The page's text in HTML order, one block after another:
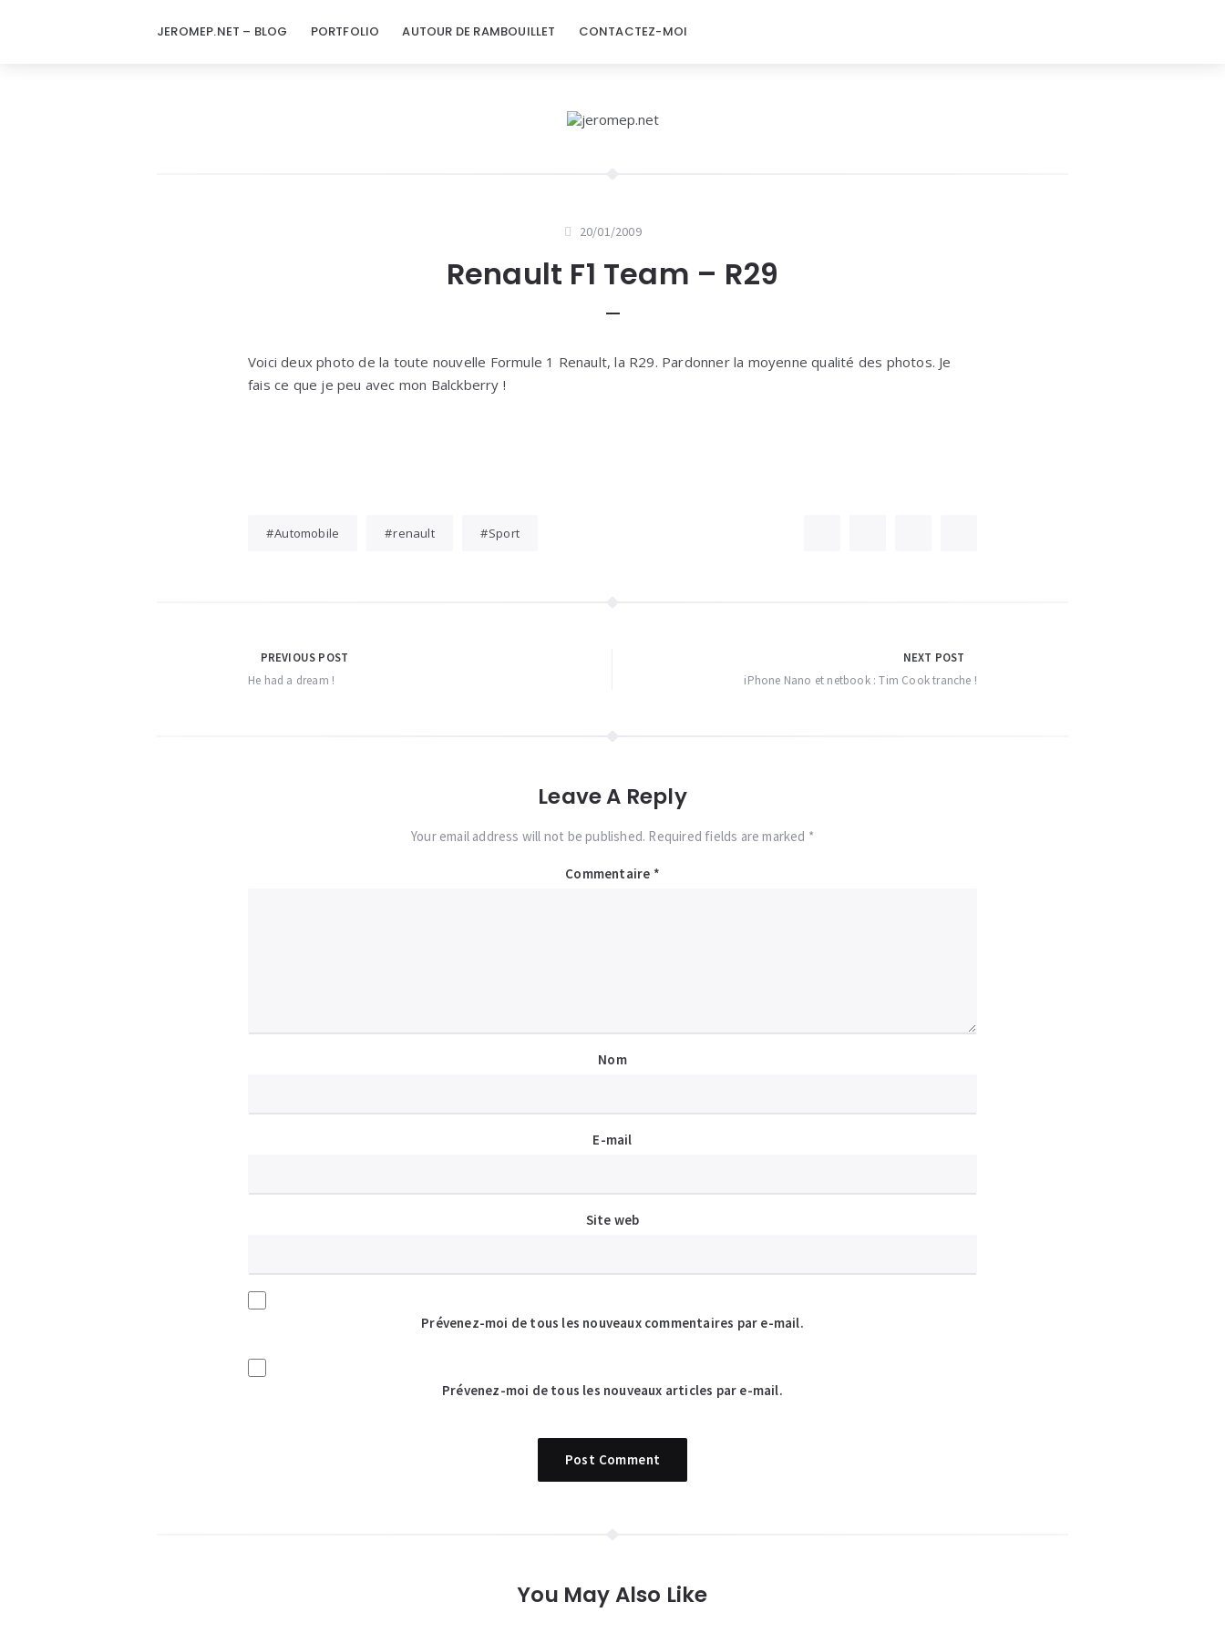
JEROMEP.NET – BLOG PORTFOLIO AUTOUR DE RAMBOUILLET CONTACTEZ-MOI
20/01/2009
Renault F1 Team – R29
Voici deux photo de la toute nouvelle Formule 1 Renault, la R29. Pardonner la moyenne qualité des photos. Je
fais ce que je peu avec mon Balckberry !
Automobile renault Sport
Navigation
de
PREVIOUS POST
He had a dream !
NEXT POST
iPhone Nano et netbook : Tim Cook tranche !
Leave A Reply
Your email address will not be published. Required fields are marked *
Commentaire *
Nom
E-mail
Site web
Prévenez-moi de tous les nouveaux commentaires par e-mail.
Prévenez-moi de tous les nouveaux articles par e-mail.
You May Also Like